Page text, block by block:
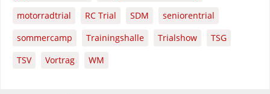
motorradtrial
RC Trial SDM
seniorentrial
sommercamp
Trainingshalle Trialshow
TSG
TSV
Vortrag WM